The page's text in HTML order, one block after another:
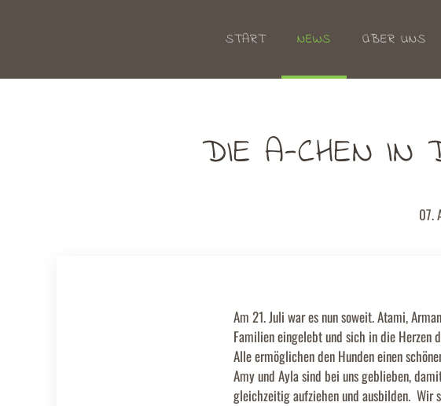
START NEWS ÜBER UNS
DIE A-CHEN IN
07.
Am 21. Juli war es nun soweit. Atami,
Familien eingelebt und sich in die Herzen
Alle ermöglichen den Hunden einen
Amy und Ayla sind bei uns geblieben,
gleichzeitig aufziehen und ausbilden. Wir